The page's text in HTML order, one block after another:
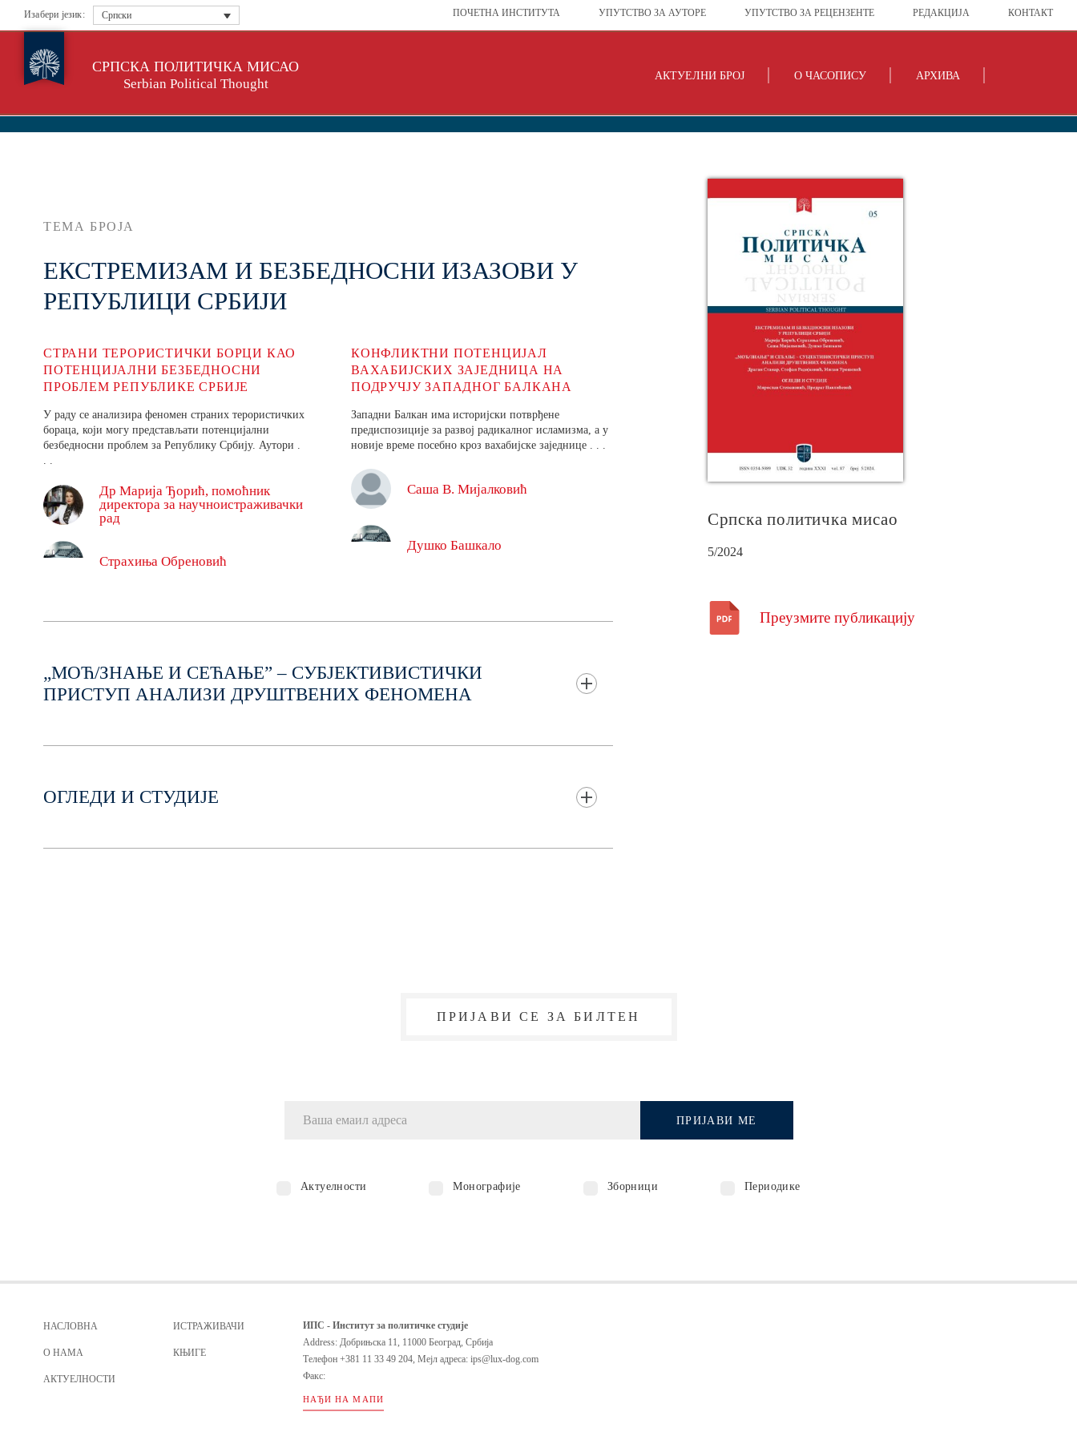
Изабери језик: Српски ПОЧЕТНА ИНСТИТУТА УПУТСТВО ЗА АУТОРЕ УПУТСТВО ЗА РЕЦЕНЗЕНТЕ РЕДАКЦИЈА КОНТАКТ
СРПСКА ПОЛИТИЧКА МИСАО
Serbian Political Thought
АКТУЕЛНИ БРОЈ О ЧАСОПИСУ АРХИВА
ТЕМА БРОЈА
ЕКСТРЕМИЗАМ И БЕЗБЕДНОСНИ ИЗАЗОВИ У
РЕПУБЛИЦИ СРБИЈИ
СТРАНИ ТЕРОРИСТИЧКИ БОРЦИ КАО
ПОТЕНЦИЈАЛНИ БЕЗБЕДНОСНИ
ПРОБЛЕМ РЕПУБЛИКЕ СРБИЈЕ
У раду се анализира феномен страних терористичких
бораца, који могу представљати потенцијални
безбедносни проблем за Републику Србију. Аутори .
. .
Др Марија Ђорић, помоћник
директора за научноистраживачки
рад
Страхиња Обреновић
КОНФЛИКТНИ ПОТЕНЦИЈАЛ
ВАХАБИЈСКИХ ЗАЈЕДНИЦА НА
ПОДРУЧЈУ ЗАПАДНОГ БАЛКАНА
Западни Балкан има историјски потврђене
предиспозиције за развој радикалног исламизма, а у
новије време посебно кроз вахабијске заједнице . . .
Саша В. Мијалковић
Душко Башкало
„МОЋ/ЗНАЊЕ И СЕЋАЊЕ” – СУБЈЕКТИВИСТИЧКИ
ПРИСТУП АНАЛИЗИ ДРУШТВЕНИХ ФЕНОМЕНА
ОГЛЕДИ И СТУДИЈЕ
Српска политичка мисао
5/2024
Преузмите публикацију
ПРИЈАВИ СЕ ЗА БИЛТЕН
ПРИЈАВИ МЕ
Актуелности Монографије Зборници Периодике
НАСЛОВНА
О НАМА
АКТУЕЛНОСТИ
ИСТРАЖИВАЧИ
КЊИГЕ
ИПС - Институт за политичке студије
Address: Добрињска 11, 11000 Београд, Србија
Телефон +381 11 33 49 204, Мејл адреса: ips@lux-dog.com
Факс:
НАЂИ НА МАПИ